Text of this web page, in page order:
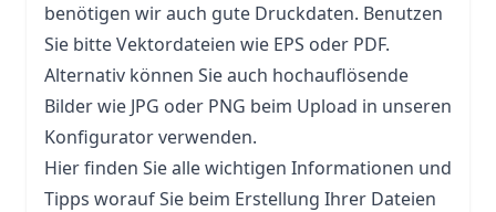
benötigen wir auch gute Druckdaten. Benutzen
Sie bitte Vektordateien wie EPS oder PDF.
Alternativ können Sie auch hochauflösende
Bilder wie JPG oder PNG beim Upload in unseren
Konfigurator verwenden.
Hier finden Sie alle wichtigen Informationen und
Tipps worauf Sie beim Erstellung Ihrer Dateien